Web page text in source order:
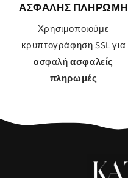
ΑΣΦΑΛΗΣ ΠΛΗΡΩΜΗ
Χρησιμοποιούμε
κρυπτογράφηση SSL για
ασφαλήασφαλείς
πληρωμές